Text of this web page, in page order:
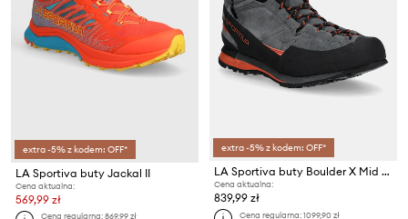
extra -5% z kodem: OFF*
LA Sportiva buty Jackal II
Cena aktualna:
569,99 zł
Cena regularna:869,99 zł
extra -5% z kodem: OFF*
LA Sportiva buty Boulder X Mid GTX
Cena aktualna:
839,99 zł
Cena regularna:1099,90 zł